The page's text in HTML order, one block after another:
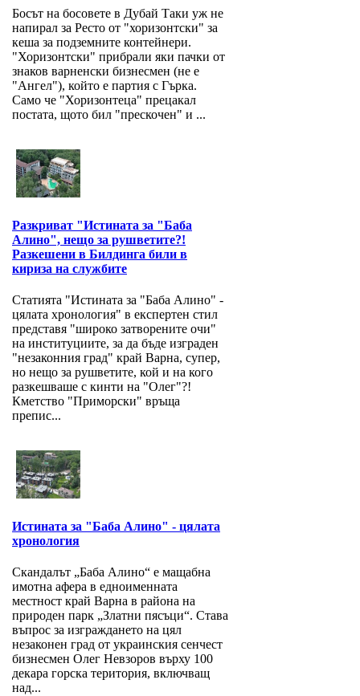
Босът на босовете в Дубай Таки уж не
напирал за Ресто от "хоризонтски" за
кеша за подземните контейнери.
"Хоризонтски" прибрали яки пачки от
знаков варненски бизнесмен (не е
"Ангел"), който е партия с Гърка.
Само че "Хоризонтеца" прецакал
постата, щото бил "прескочен" и ...
Разкриват "Истината за "Баба
Алино", нещо за рушветите?!
Разкешени в Билдинга били в
кириза на службите
Статията "Истината за "Баба Алино" -
цялата хронология" в експертен стил
представя "широко затворените очи"
на институциите, за да бъде изграден
"незаконния град" край Варна, супер,
но нещо за рушветите, кой и на кого
разкешваше с кинти на "Олег"?!
Кметство "Приморски" връща
препис...
Истината за "Баба Алино" - цялата
хронология
Скандалът „Баба Алино“ е мащабна
имотна афера в едноименната
местност край Варна в района на
природен парк „Златни пясъци“. Става
въпрос за изграждането на цял
незаконен град от украинския сенчест
бизнесмен Олег Невзоров върху 100
декара горска територия, включващ
над...